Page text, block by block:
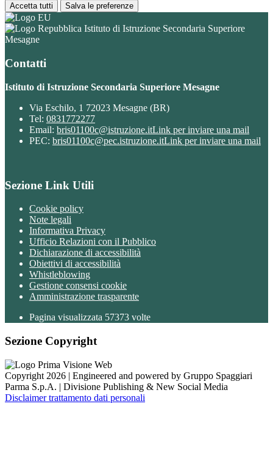
Accetta tutti Salva le preferenze
Istituto di Istruzione Secondaria Superiore
Mesagne
Contatti
Istituto di Istruzione Secondaria Superiore Mesagne
Via Eschilo, 1 72023 Mesagne (BR)
Tel: 0831772277
Email: bris01100c@istruzione.itLink per inviare una mail
PEC: bris01100c@pec.istruzione.itLink per inviare una mail
Sezione Link Utili
Cookie policy
Note legali
Informativa Privacy
Ufficio Relazioni con il Pubblico
Dichiarazione di accessibilità
Obiettivi di accessibilità
Whistleblowing
Gestione consensi cookie
Amministrazione trasparente
Pagina visualizzata 57373 volte
Sezione Copyright
Copyright 2026 | Engineered and powered by Gruppo Spaggiari
Parma S.p.A. | Divisione Publishing & New Social Media
Disclaimer trattamento dati personali